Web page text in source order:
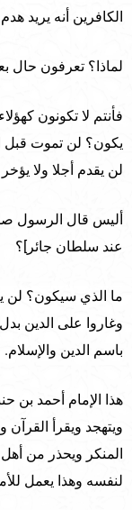
الكافرين أنه يريد
لماذا؟ تعرفون حال
فأنتم لا تكونون
يكون؟ لن تموت قبل
لن يقدم أجلا ولا
أليس قال الرسول
عند سلطان جائر]؟
ما الذي سيكون؟ لن
وغاروا على الدين
باسم الدين والإسلام.
هذا الإمام أحمد بن
ويتهجد ويقرأ
المنكر ويحذر من
لنفسه وهذا يعمل